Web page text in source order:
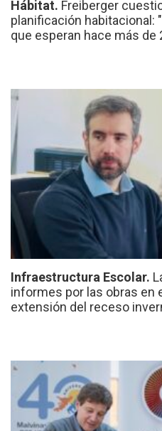
Hábitat. Freiberger
planificación habitacional:
que esperan hace más de
Infraestructura Escolar.
informes por las obras en
extensión del receso